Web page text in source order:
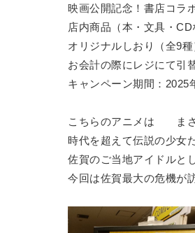
映画公開記念！書店コラ
店内商品（本・文具・
オリジナルしおり（全9
お会計の際にレジにて引
キャンペーン期間：2025
こちらのアニメは まさ
時代を超えて伝説の少女
佐賀のご当地アイドルと
今回は佐賀最大の危機が